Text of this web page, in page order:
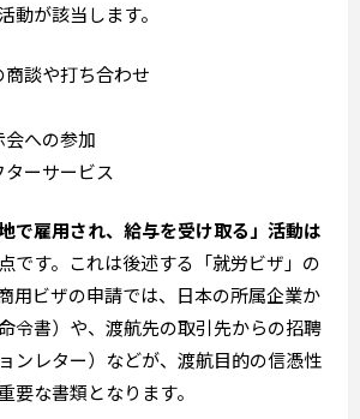
動が該当します。
談や打ち合わせ
への参加
ーサービス
地で雇用され、給与を受け取る」活動は
です。これは後述する「就労ビザ」の
用ビザの申請では、日本の所属企業か
令書）や、渡航先の取引先からの招聘
ンレター）などが、渡航目的の信憑性
要な書類となります。